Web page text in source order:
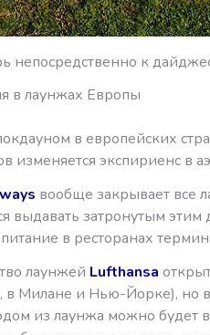
непосредственно к
в лаунжах Европы
в европейских
изменяется экспириенс в
вообще закрывает все
выдавать затронутым этим
в ресторанах
лаунжей Lufthansa
в Милане и Нью-Йорке), но
из лаунжа можно будет